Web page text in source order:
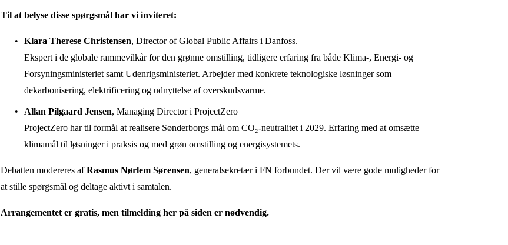
Til at belyse disse spørgsmål har vi inviteret:
Klara Therese Christensen, Director of Global Public Affairs i Danfoss.
Ekspert i de globale rammevilkår for den grønne omstilling, tidligere erfaring fra både Klima-, Energi- og
Forsyningsministeriet samt Udenrigsministeriet. Arbejder med konkrete teknologiske løsninger som
dekarbonisering, elektrificering og udnyttelse af overskudsvarme.
Allan Pilgaard Jensen, Managing Director i ProjectZero
ProjectZero har til formål at realisere Sønderborgs mål om CO₂-neutralitet i 2029. Erfaring med at omsætte
klimamål til løsninger i praksis og med grøn omstilling og energisystemets.
Debatten modereres af Rasmus Nørlem Sørensen, generalsekretær i FN forbundet. Der vil være gode muligheder for
at stille spørgsmål og deltage aktivt i samtalen.
Arrangementet er gratis, men tilmelding her på siden er nødvendig.